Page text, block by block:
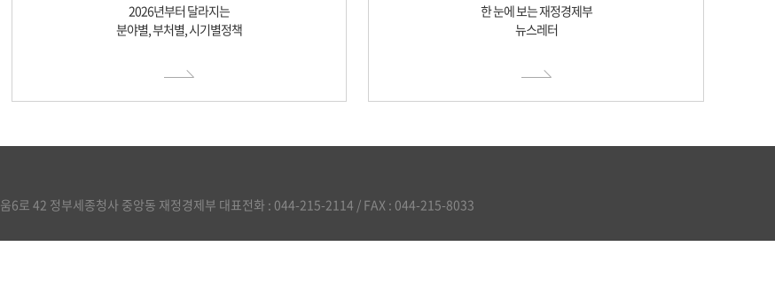
2026년부터 달라지는
분야별, 부처별, 시기별정책
한 눈에 보는 재정경제부
뉴스레터
6로 42 정부세종청사 중앙동 재정경제부 대표전화 : 044-215-2114 / FAX : 044-215-8033